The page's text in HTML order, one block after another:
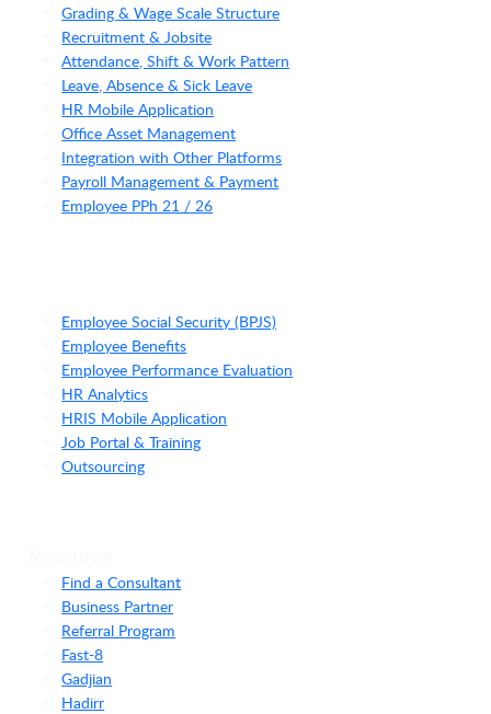
Grading & Wage Scale Structure
Recruitment & Jobsite
Attendance, Shift & Work Pattern
Leave, Absence & Sick Leave
HR Mobile Application
Office Asset Management
Integration with Other Platforms
Payroll Management & Payment
Employee PPh 21 / 26
Employee Social Security (BPJS)
Employee Benefits
Employee Performance Evaluation
HR Analytics
HRIS Mobile Application
Job Portal & Training
Outsourcing
Find a Consultant
Business Partner
Referral Program
Fast-8
Gadjian
Hadirr